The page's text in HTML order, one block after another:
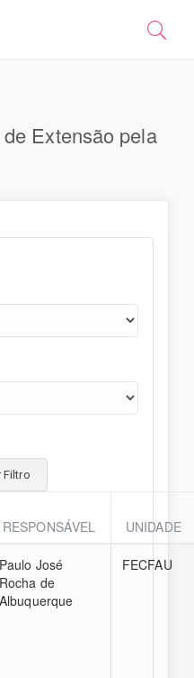
Extensão pela
Filtro
RESPONSÁVEL UNIDADE
Paulo José
Rocha de
Albuquerque
FECFAU